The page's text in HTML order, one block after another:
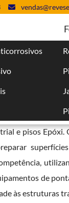
mercado é
e pisos Epóxi.
de
às estruturas